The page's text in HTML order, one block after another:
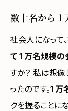
数十名から 1
社会人になって、
て 1 万名規模
すか？ 私は想像
ったのです。1 万
クを握ることに